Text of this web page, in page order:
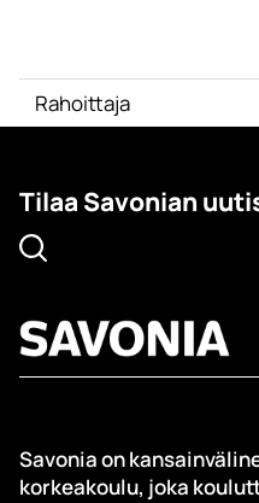
Rahoittaja
Tilaa Savonian
Savonia on
korkeakoulu, joka